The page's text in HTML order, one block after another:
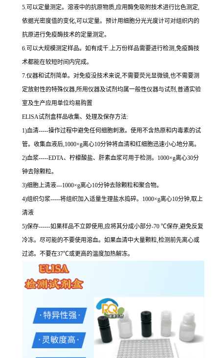
5.可以定量测定。溶液中的抗原物质,应用酶免吸附技术进行比色测定,
依据光密度值的变化,可以定量。预计用细胞分光光度计可对组织内的
抗原进行免疫酶技术的定量测定。
6.可以大规模测定样品。如有成千.上万份样品需要进行检测,免疫酶技
术都能在较短时间内完成。
7.仪器和试剂简单。对免疫没技术来说,不需要荧光显微镜,也不需要测
定放射性的特殊仪器,所用仪器及试剂均属一般性仪器与试剂,普通实验
室及生产应用单位均易购置
ELISA试剂盒样品收集、处理及保存方法:
1)血清-----操作过程中避免任何细胞刺激。使用不含热原和内毒素的试
管。收集血液后,1000×g离心10分钟将血清和红细胞迅速小心地分离。
2)血浆-----EDTA、柠檬酸盐、肝素血浆可用于检测。1000×g离心30分
钟去除颗粒。
3)细胞上清液---1000×g离心10分钟去除颗粒和聚合物。
4)组织匀浆-----将组织加入适量生理盐水捣碎。1000×g离心10分钟,取上
清液
5)保存------如果样品不立即使用,应将其分成小部分-70 ℃保存,避免反复
冷冻。尽可能的不要使用溶血。如果血清中大量颗粒,检测前先离心或
过滤。不要在37℃或更高的温度加热解冻。